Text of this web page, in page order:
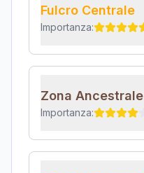
Fulcro Centrale
Importanza:
Zona Ancestrale
Importanza: